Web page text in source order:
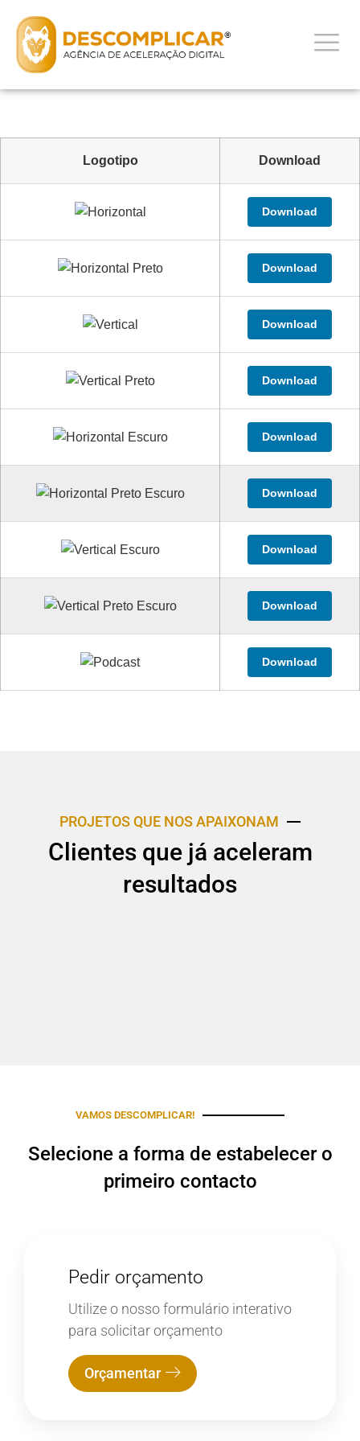
Logotipo Download
Download
Download
Download
Download
Download
Download
Download
Download
Download
PROJETOS QUE NOS APAIXONAM
Clientes que já aceleram
resultados
VAMOS DESCOMPLICAR!
Selecione a forma de estabelecer o
primeiro contacto
Pedir orçamento
Utilize o nosso formulário interativo
para solicitar orçamento
Orçamentar